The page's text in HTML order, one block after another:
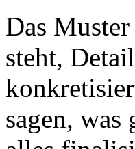
Das
steht,
sagen,